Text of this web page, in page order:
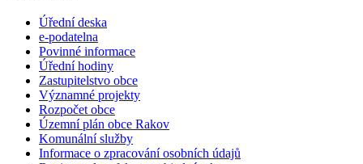
Úřední deska
e-podatelna
Povinné informace
Úřední hodiny
Zastupitelstvo obce
Významné projekty
Rozpočet obce
Územní plán obce Rakov
Komunální služby
Informace o zpracování osobních údajů